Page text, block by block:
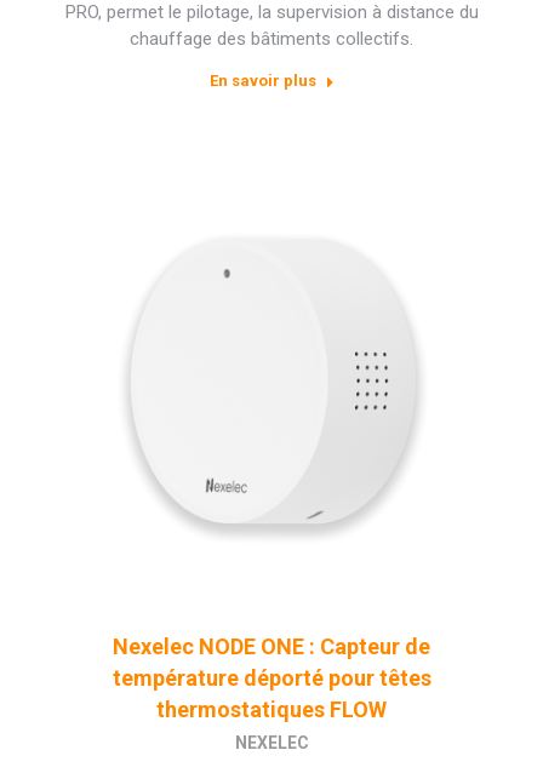
PRO, permet le pilotage, la supervision à distance du
chauffage des bâtiments collectifs.
En savoir plus
Nexelec NODE ONE : Capteur de
température déporté pour têtes
thermostatiques FLOW
NEXELEC